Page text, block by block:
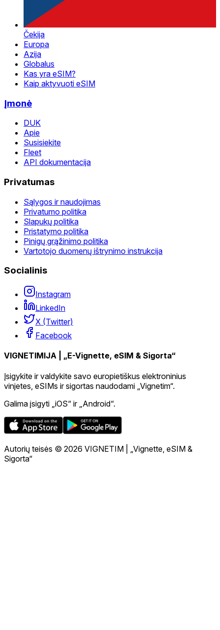
Čekija
Europa
Azija
Globalus
Kas yra eSIM?
Kaip aktyvuoti eSIM
Įmonė
DUK
Apie
Susisiekite
Fleet
API dokumentacija
Privatumas
Sąlygos ir naudojimas
Privatumo politika
Slapukų politika
Pristatymo politika
Pinigų grąžinimo politika
Vartotojo duomenų ištrynimo instrukcija
Socialinis
Instagram
LinkedIn
X (Twitter)
Facebook
VIGNETIMIJA | „E-Vignette, eSIM & Sigorta“
Įsigykite ir valdykite savo europietiškus elektroninius
vinjetes, eSIMs ir sigortas naudodami „Vignetim“.
Galima įsigyti „iOS“ ir „Android“.
Autorių teisės © 2026 VIGNETIM | „Vignette, eSIM &
Sigorta“